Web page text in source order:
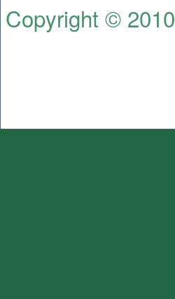
Copyright © 2010